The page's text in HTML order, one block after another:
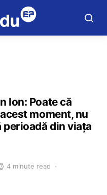
Ion: Poate că
moment, nu
din viața
4 minute read